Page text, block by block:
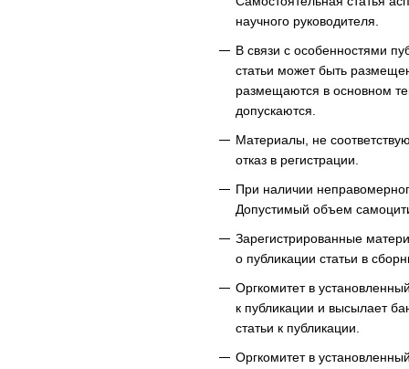
научного руководителя.
В связи с особенностями
статьи может быть
размещаются в основном
допускаются.
Материалы, не
отказ в регистрации.
При наличии
Допустимый объем
Зарегистрированные
о публикации статьи в
Оргкомитет в
к публикации и высылает
статьи к публикации.
Оргкомитет в